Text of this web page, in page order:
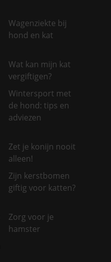
Wagenziekte bij
hond en kat
Wat kan mijn kat
vergiftigen?
Wintersport met
de hond: tips en
adviezen
Zet je konijn nooit
alleen!
Zijn kerstbomen
giftig voor katten?
Zorg voor je
hamster